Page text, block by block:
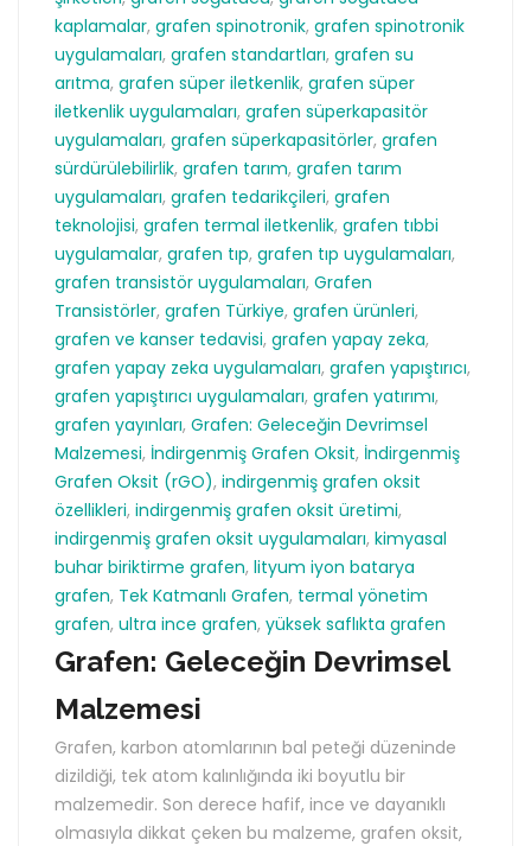
kaplamalar, grafen spinotronik, grafen spinotronik
uygulamaları, grafen standartları, grafen su
arıtma, grafen süper iletkenlik, grafen süper
iletkenlik uygulamaları, grafen süperkapasitör
uygulamaları, grafen süperkapasitörler, grafen
sürdürülebilirlik, grafen tarım, grafen tarım
uygulamaları, grafen tedarikçileri, grafen
teknolojisi, grafen termal iletkenlik, grafen tıbbi
uygulamalar, grafen tıp, grafen tıp uygulamaları,
grafen transistör uygulamaları, Grafen
Transistörler, grafen Türkiye, grafen ürünleri,
grafen ve kanser tedavisi, grafen yapay zeka,
grafen yapay zeka uygulamaları, grafen yapıştırıcı,
grafen yapıştırıcı uygulamaları, grafen yatırımı,
grafen yayınları, Grafen: Geleceğin Devrimsel
Malzemesi, İndirgenmiş Grafen Oksit, İndirgenmiş
Grafen Oksit (rGO), indirgenmiş grafen oksit
özellikleri, indirgenmiş grafen oksit üretimi,
indirgenmiş grafen oksit uygulamaları, kimyasal
buhar biriktirme grafen, lityum iyon batarya
grafen, Tek Katmanlı Grafen, termal yönetim
grafen, ultra ince grafen, yüksek saflıkta grafen
Grafen: Geleceğin Devrimsel
Malzemesi
Grafen, karbon atomlarının bal peteği düzeninde
dizildiği, tek atom kalınlığında iki boyutlu bir
malzemedir. Son derece hafif, ince ve dayanıklı
olmasıyla dikkat çeken bu malzeme, grafen oksit,